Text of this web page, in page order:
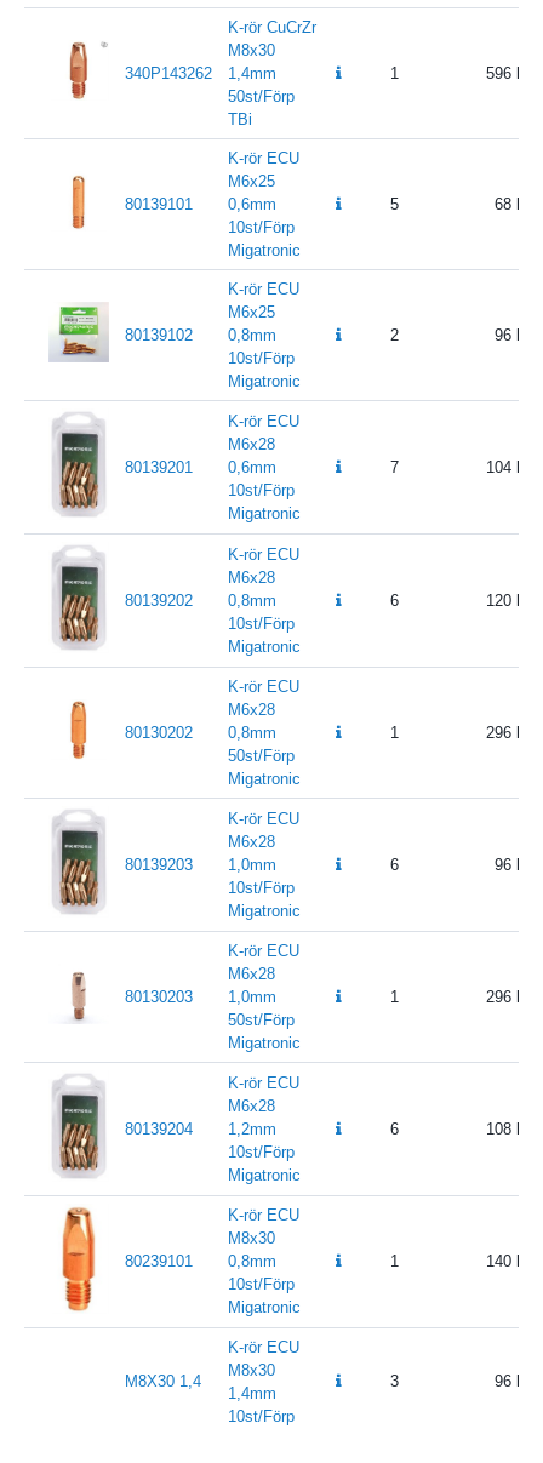
340P143262
K-rör CuCrZr
M8x30
1,4mm
50st/Förp
TBi
1 596
80139101
K-rör ECU
M6x25
0,6mm
10st/Förp
Migatronic
5 68
80139102
K-rör ECU
M6x25
0,8mm
10st/Förp
Migatronic
2 96
80139201
K-rör ECU
M6x28
0,6mm
10st/Förp
Migatronic
7 104
80139202
K-rör ECU
M6x28
0,8mm
10st/Förp
Migatronic
6 120
80130202
K-rör ECU
M6x28
0,8mm
50st/Förp
Migatronic
1 296
80139203
K-rör ECU
M6x28
1,0mm
10st/Förp
Migatronic
6 96
80130203
K-rör ECU
M6x28
1,0mm
50st/Förp
Migatronic
1 296
80139204
K-rör ECU
M6x28
1,2mm
10st/Förp
Migatronic
6 108
80239101
K-rör ECU
M8x30
0,8mm
10st/Förp
Migatronic
1 140
M8X30 1,4
K-rör ECU
M8x30
1,4mm
10st/Förp
3 96